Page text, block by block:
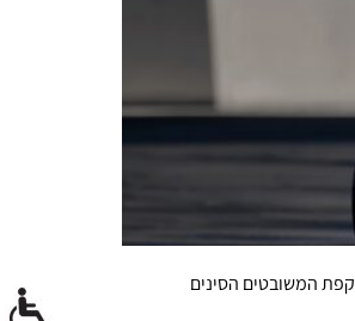
המשובטים הסינים